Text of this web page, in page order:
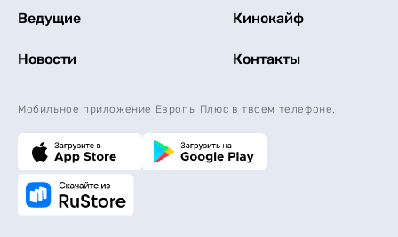
Ведущие Кинокайф
Новости Контакты
Мобильное приложение Европы Плюс в твоем телефоне.